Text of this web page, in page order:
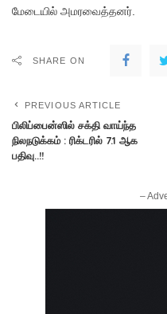
மேடையில் அமரவைத்தனர்.
SHARE ON
PREVIOUS ARTICLE
பிலிப்பைன்ஸில் சக்தி வாய்ந்த
நிலநடுக்கம் : ரிக்டரில் 7.1 ஆக
பதிவு..!!
–